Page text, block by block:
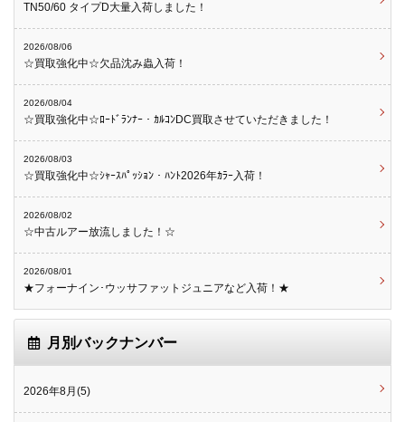
TN50/60 タイプD大量入荷しました！
2026/08/06
☆買取強化中☆欠品沈み蟲入荷！
2026/08/04
☆買取強化中☆ﾛｰﾄﾞﾗﾝﾅｰ・ｶﾙｺﾝDC買取させていただきました！
2026/08/03
☆買取強化中☆ｼｬｰｽﾊﾟｯｼｮﾝ・ﾊﾝﾄ2026年ｶﾗｰ入荷！
2026/08/02
☆中古ルアー放流しました！☆
2026/08/01
★フォーナイン･ウッサファットジュニアなど入荷！★
月別バックナンバー
2026年8月(5)